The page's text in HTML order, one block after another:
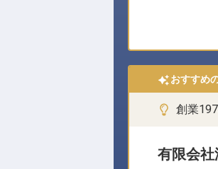
おすすめ
創業
有限会